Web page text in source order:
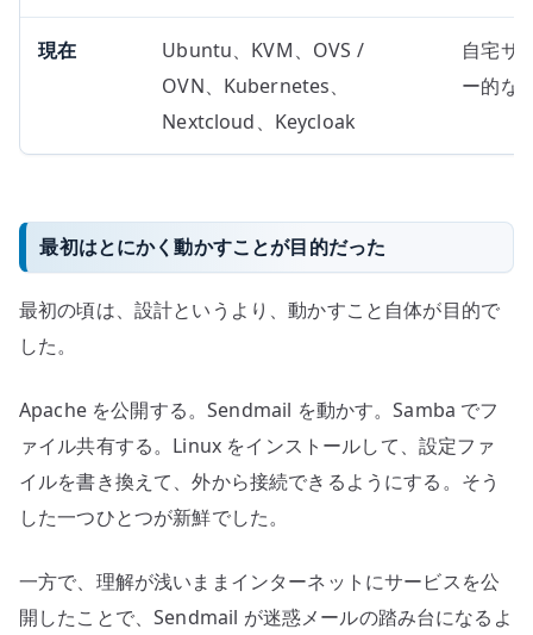
現在
Ubuntu、KVM、OVS /
OVN、Kubernetes、
Nextcloud、Keycloak
自宅サ
ー的な
最初はとにかく動かすことが目的だった
最初の頃は、設計というより、動かすこと自体が目的で
した。
Apache を公開する。Sendmail を動かす。Samba でフ
ァイル共有する。Linux をインストールして、設定ファ
イルを書き換えて、外から接続できるようにする。そう
した一つひとつが新鮮でした。
一方で、理解が浅いままインターネットにサービスを公
開したことで、Sendmail が迷惑メールの踏み台になるよ